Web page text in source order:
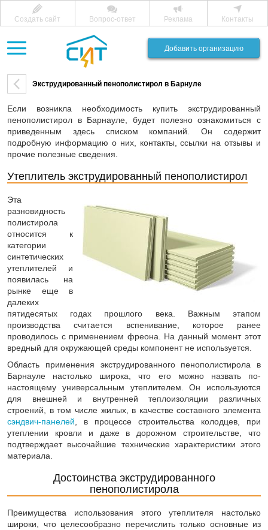
Создать сайт Вопрос-ответ Реклама Контакты
Добавить организацию
Экструдированный пенополистирол в Барнуле
Если возникла необходимость купить экструдированный
пенополистирол в Барнауле, будет полезно ознакомиться с
приведенным здесь списком компаний. Он содержит
подробную информацию о них, контакты, ссылки на отзывы и
прочие полезные сведения.
Утеплитель экструдированный пенополистирол
Эта
разновидность
полистирола
относится к
категории
синтетических
утеплителей и
появилась на
рынке еще в
далеких
пятидесятых годах прошлого века. Важным этапом
производства считается вспенивание, которое ранее
проводилось с применением фреона. На данный момент этот
вредный для окружающей среды компонент не используется.
Область применения экструдированного пенополистирола в
Барнауле настолько широка, что его можно назвать по-
настоящему универсальным утеплителем. Он используются
для внешней и внутренней теплоизоляции различных
строений, в том числе жилых, в качестве составного элемента
сэндвич-панелей , в процессе строительства колодцев, при
утеплении кровли и даже в дорожном строительстве, что
подтверждает высочайшие технические характеристики этого
материала.
Достоинства экструдированного
пенополистирола
Преимущества использования этого утеплителя настолько
широки, что целесообразно перечислить только основные из